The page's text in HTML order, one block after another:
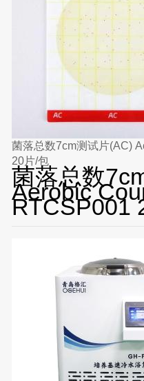
菌落总数7cm测试片(AC) Aerobic
20片/包
菌落总数
Aerobic
RTCSP001